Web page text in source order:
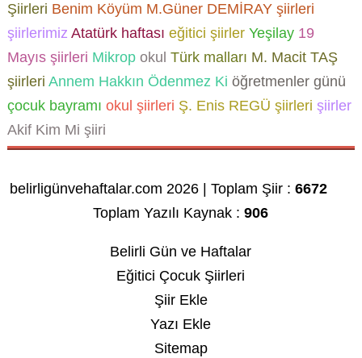
Şiirleri Benim Köyüm M.Güner DEMİRAY şiirleri
şiirlerimiz Atatürk haftası eğitici şiirler Yeşilay 19
Mayıs şiirleri Mikrop okul Türk malları M. Macit TAŞ
şiirleri Annem Hakkın Ödenmez Ki öğretmenler günü
çocuk bayramı okul şiirleri Ş. Enis REGÜ şiirleri şiirler
Akif Kim Mi şiiri
belirligünvehaftalar.com 2026 | Toplam Şiir :6672
Toplam Yazılı Kaynak :906
Belirli Gün ve Haftalar
Eğitici Çocuk Şiirleri
Şiir Ekle
Yazı Ekle
Sitemap